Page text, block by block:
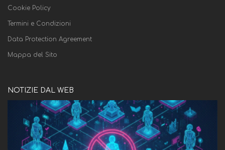
Cookie Policy
Termini e Condizioni
Data Protection Agreement
Mappa del Sito
NOTIZIE DAL WEB